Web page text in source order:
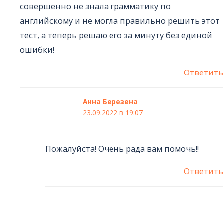
совершенно не знала грамматику по
английскому и не могла правильно решить этот
тест, а теперь решаю его за минуту без единой
ошибки!
Ответить
Анна Березена
23.09.2022 в 19:07
Пожалуйста! Очень рада вам помочь!!
Ответить